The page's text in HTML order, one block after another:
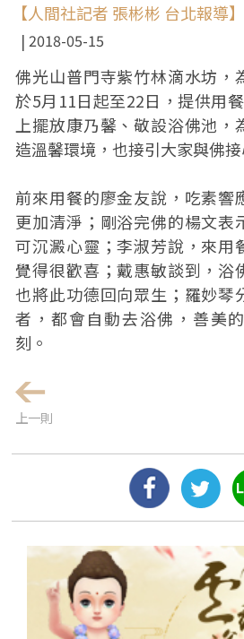
【人間社記者 張彬彬 台北報導】
2018-05-15
佛光山普門寺紫竹林滴水坊，
於5月11日起至22日，提供用
上擺放康乃馨、敬設浴佛池
造溫馨環境，也接引大家與佛接
前來用餐的廖金友說，吃素響
更加清淨；剛浴完佛的楊文表
可沉澱心靈；李淑芳說，來用
覺得很歡喜；戴惠敏談到，浴
也將此功德回向眾生；羅妙琴
者，都會自動去浴佛，善美
刻。
上一則